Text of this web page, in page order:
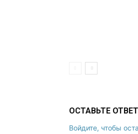
ОСТАВЬТЕ ОТВЕТ
Войдите, чтобы